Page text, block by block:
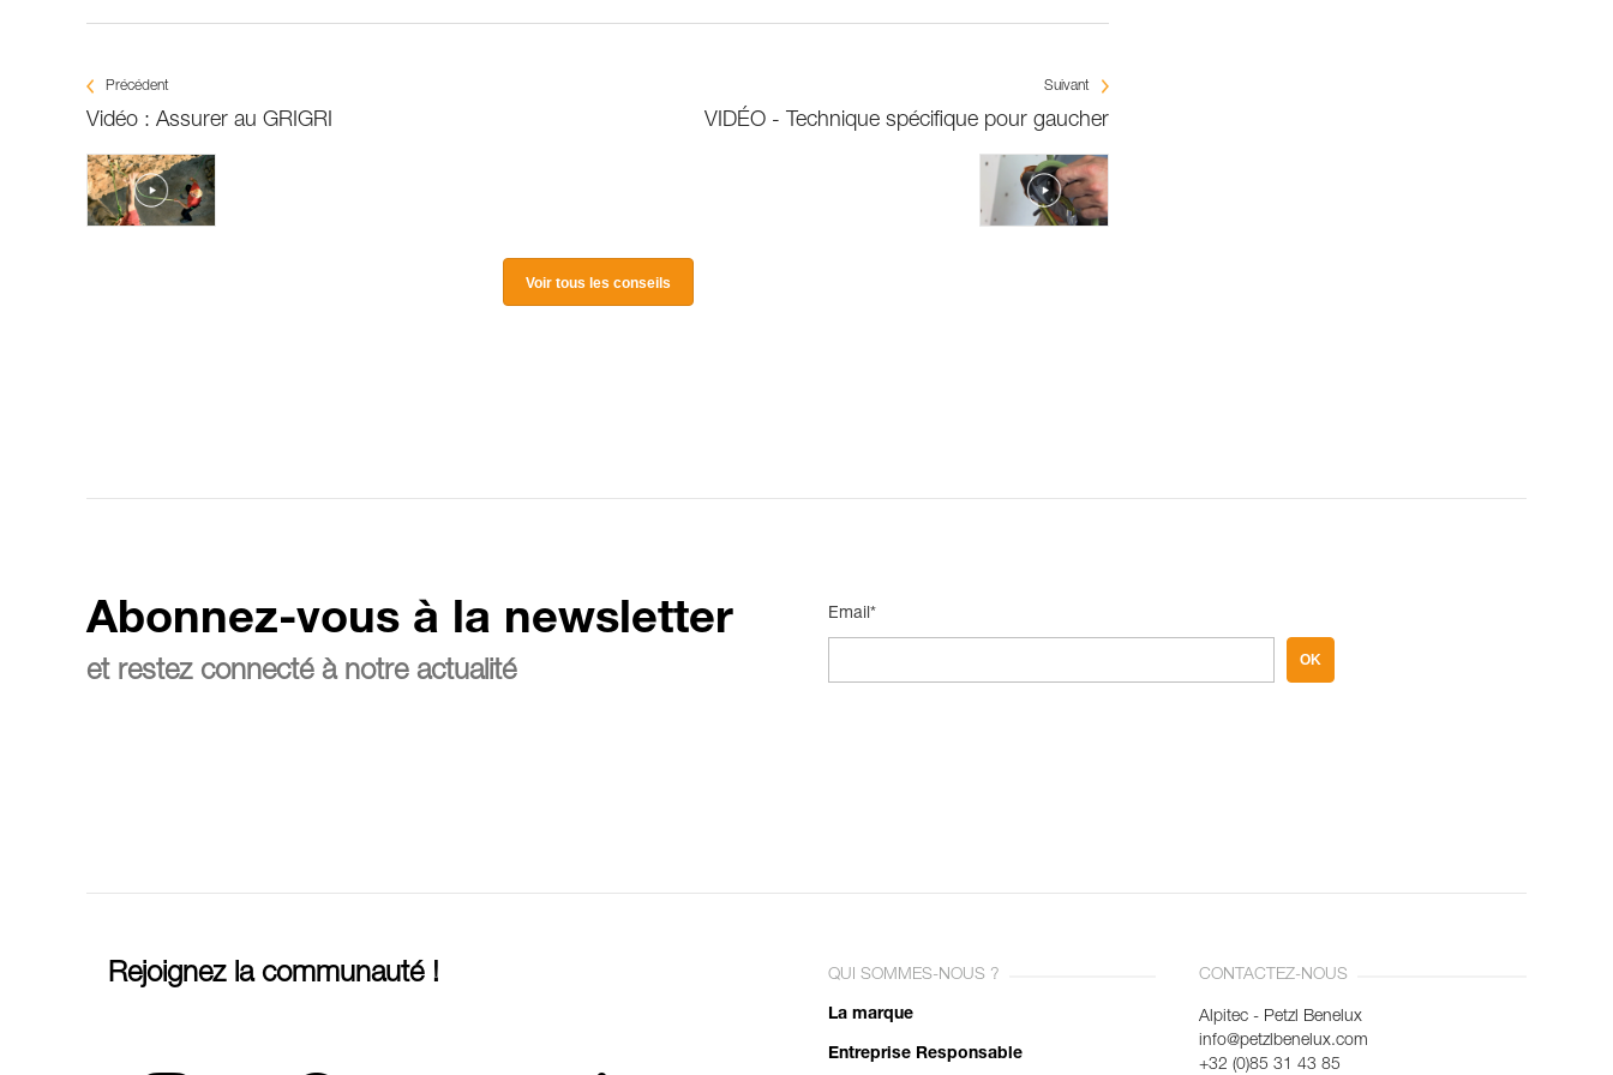
Précédent
Vidéo : Assurer au GRIGRI
Suivant
VIDÉO - Technique spécifique pour gaucher
Voir tous les conseils
Abonnez-vous à la newsletter
et restez connecté à notre actualité
Email*
OK
Rejoignez la communauté ! QUI SOMMES-NOUS ?
La marque
Entreprise Responsable
CONTACTEZ-NOUS
Alpitec - Petzl Benelux
info@petzlbenelux.com
+32 (0)85 31 43 85